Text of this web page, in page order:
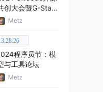
创大会暨G-Star
年华
Metz
程序员节：模
与工具论坛
Metz